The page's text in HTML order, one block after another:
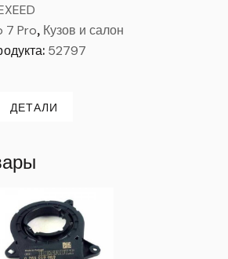
7 Pro, Кузов и салон
52797
ДЕТАЛИ